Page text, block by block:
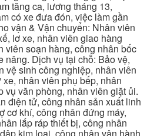
tăng ca, lương tháng 13,
có xe đưa đón, việc làm gần
vận & Vận chuyển: Nhân viên
lơ xe, nhân viên giao hàng
viên soạn hàng, công nhân bốc
nâng. Dịch vụ tại chỗ: Bảo vệ,
vệ sinh công nghiệp, nhân viên
nhân viên phụ bếp, nhân
vụ văn phòng, nhân viên giặt ủi.
điện tử, công nhân sản xuất linh
cơ khí, công nhân đứng máy,
lắp ráp thiết bị, công nhân
kim loại, công nhân vận hành